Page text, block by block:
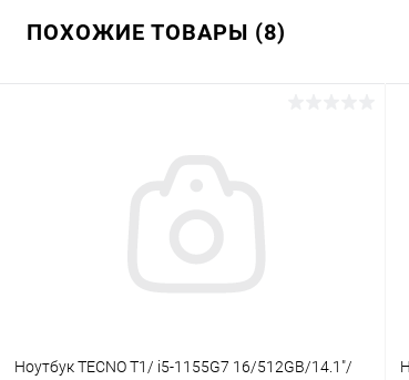
ПОХОЖИЕ ТОВАРЫ (8)
Ноутбук TECNO T1/ i5-1155G7 16/512GB/14.1"/